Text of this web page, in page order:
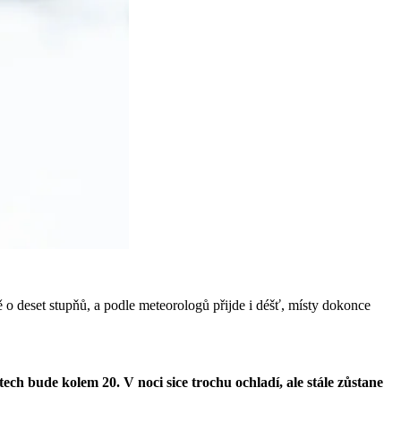
deset stupňů, a podle meteorologů přijde i déšť, místy dokonce
bude kolem 20. V noci sice trochu ochladí, ale stále zůstane